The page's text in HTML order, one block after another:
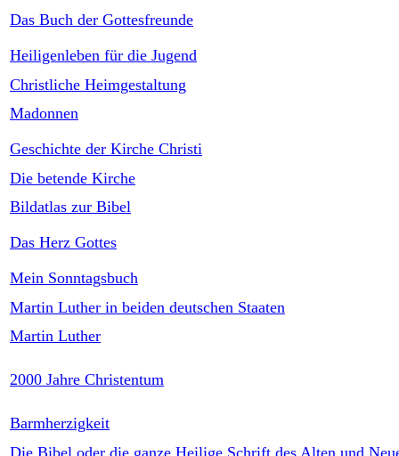
Das Buch der Gottesfreunde
Heiligenleben für die Jugend
Christliche Heimgestaltung
Madonnen
Geschichte der Kirche Christi
Die betende Kirche
Bildatlas zur Bibel
Das Herz Gottes
Mein Sonntagsbuch
Martin Luther in beiden deutschen Staaten
Martin Luther
2000 Jahre Christentum
Barmherzigkeit
Die Bibel oder die ganze Heilige Schrift des Alten und